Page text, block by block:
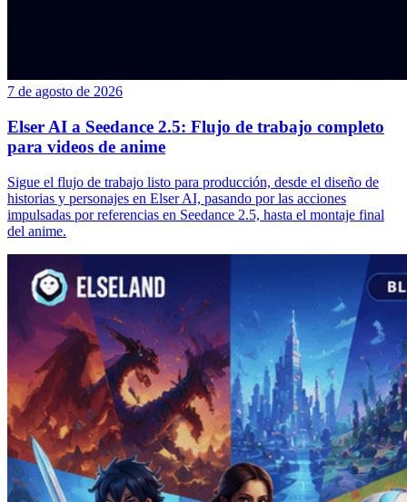
7 de agosto de 2026
Elser AI a Seedance 2.5: Flujo de trabajo completo
para videos de anime
Sigue el flujo de trabajo listo para producción, desde el diseño de
historias y personajes en Elser AI, pasando por las acciones
impulsadas por referencias en Seedance 2.5, hasta el montaje final
del anime.